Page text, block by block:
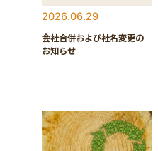
2026.06.29
会社合併および社名変更の
お知らせ